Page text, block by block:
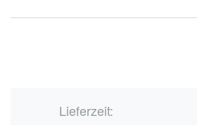
Lieferzeit: